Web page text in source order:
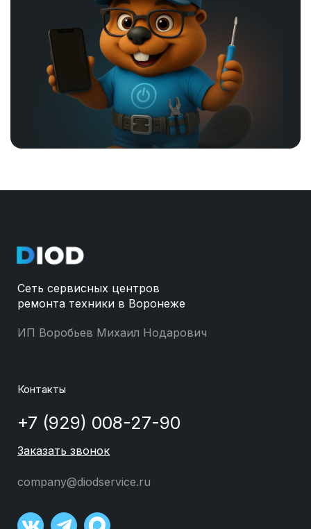
Сеть сервисных центров
ремонта техники в Воронеже
ИП Воробьев Михаил Нодарович
Контакты
+7 (929) 008-27-90
Заказать звонок
company@diodservice.ru